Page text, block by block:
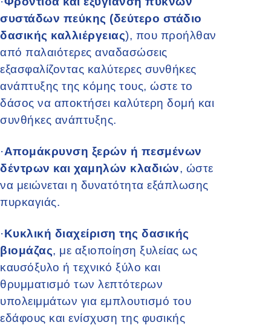
συστάδων πεύκης (δεύτερο στάδιο
δασικής καλλιέργειας), που προήλθαν
από παλαιότερες αναδασώσεις
εξασφαλίζοντας καλύτερες συνθήκες
ανάπτυξης της κόμης τους, ώστε το
δάσος να αποκτήσει καλύτερη δομή και
συνθήκες ανάπτυξης.
·Απομάκρυνση ξερών ή πεσμένων
δέντρων και χαμηλών κλαδιών, ώστε
να μειώνεται η δυνατότητα εξάπλωσης
πυρκαγιάς.
·Κυκλική διαχείριση της δασικής
βιομάζας, με αξιοποίηση ξυλείας ως
καυσόξυλο ή τεχνικό ξύλο και
θρυμματισμό των λεπτότερων
υπολειμμάτων για εμπλουτισμό του
εδάφους και ενίσχυση της φυσικής